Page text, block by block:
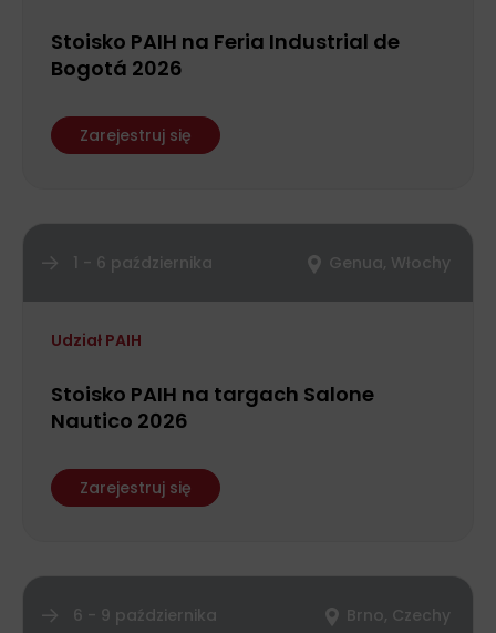
Stoisko PAIH na Feria Industrial de
Bogotá 2026
Zarejestruj się
1 - 6 października Genua, Włochy
Udział PAIH
Stoisko PAIH na targach Salone
Nautico 2026
Zarejestruj się
6 - 9 października Brno, Czechy